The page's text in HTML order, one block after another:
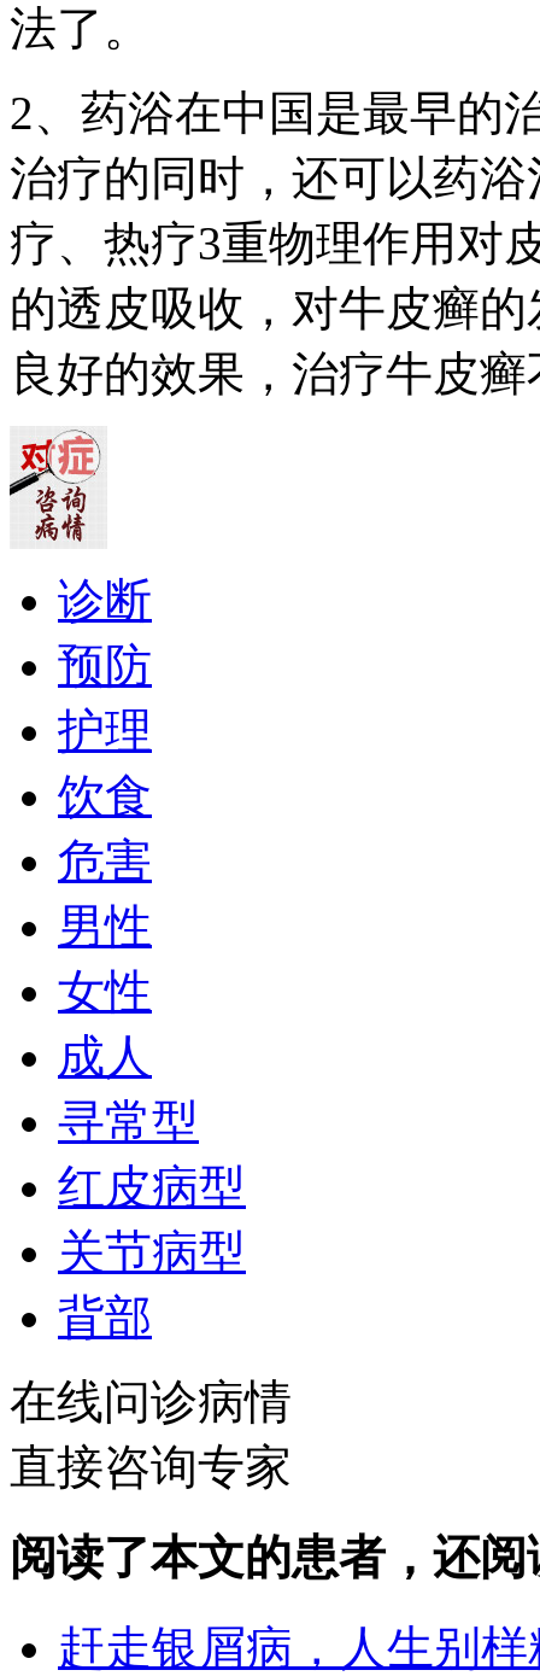
法了。
2、药浴在中国是最早的
治疗的同时，还可以药
疗、热疗3重物理作用对
的透皮吸收，对牛皮癣
良好的效果，治疗牛皮
诊断
预防
护理
饮食
危害
男性
女性
成人
寻常型
红皮病型
关节病型
背部
在线问诊病情
直接咨询专家
阅读了本文的患者，还
赶走银屑病，人生别